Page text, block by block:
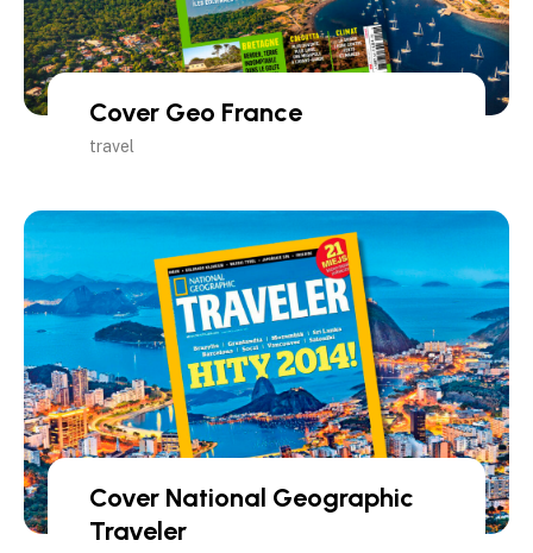
Cover Geo France
travel
Cover National Geographic
Traveler